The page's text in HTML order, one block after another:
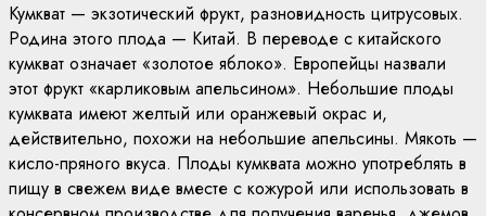
Кумкват — экзотический фрукт, разновидность цитрусовых.
Родина этого плода — Китай. В переводе с китайского
кумкват означает «золотое яблоко». Европейцы назвали
этот фрукт «карликовым апельсином». Небольшие плоды
кумквата имеют желтый или оранжевый окрас и,
действительно, похожи на небольшие апельсины. Мякоть —
кисло-пряного вкуса. Плоды кумквата можно употреблять в
пищу в свежем виде вместе с кожурой или использовать в